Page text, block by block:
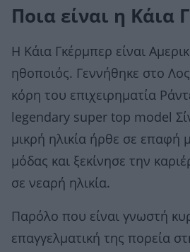
Ποια είναι η Κάια
Η Κάια Γκέρμπερ είναι
ηθοποιός. Γεννήθηκε στο Λος
κόρη του επιχειρηματία
legendary super top model
μικρή ηλικία ήρθε σε επαφή
μόδας και ξεκίνησε την
σε νεαρή ηλικία.
Παρόλο που είναι γνωστή
επαγγελματική της πορεία